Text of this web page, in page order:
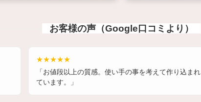
お客様の声（Google口コミより）
★★★★★
「お値段以上の質感。使い手の事を考えて作り込まれ
ています。」